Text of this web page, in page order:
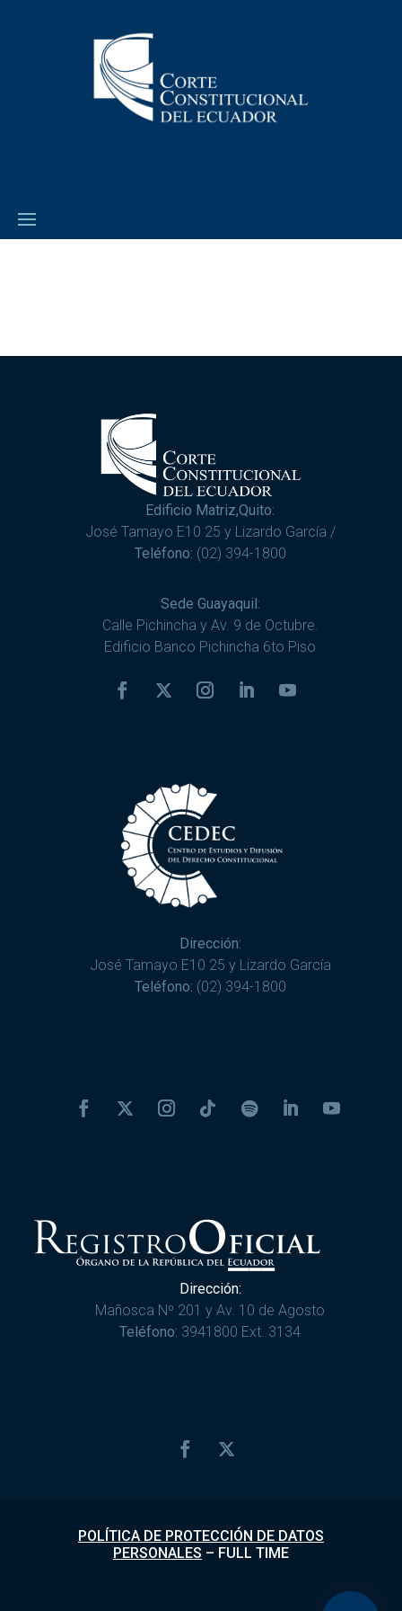
Edificio Matriz,Quito:
José Tamayo E10 25 y Lizardo García /
Teléfono: (02) 394-1800
Sede Guayaquil:
Calle Pichincha y Av. 9 de Octubre.
Edificio Banco Pichincha 6to Piso
Dirección:
José Tamayo E10 25 y Lizardo García
Teléfono: (02) 394-1800
Dirección:
Mañosca Nº 201 y Av. 10 de Agosto
Teléfono: 3941800 Ext. 3134
POLÍTICA DE PROTECCIÓN DE DATOS
PERSONALES – FULL TIME